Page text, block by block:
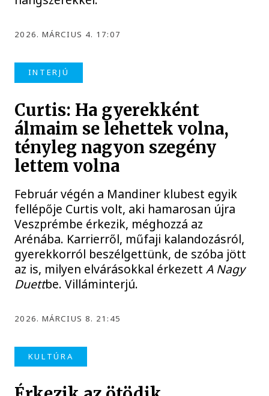
2026. MÁRCIUS 4. 17:07
INTERJÚ
Curtis: Ha gyerekként
álmaim se lehettek volna,
tényleg nagyon szegény
lettem volna
Február végén a Mandiner klubest egyik
fellépője Curtis volt, aki hamarosan újra
Veszprémbe érkezik, méghozzá az
Arénába. Karrierről, műfaji kalandozásról,
gyerekkorról beszélgettünk, de szóba jött
az is, milyen elvárásokkal érkezettA Nagy
Duettbe. Villáminterjú.
2026. MÁRCIUS 8. 21:45
KULTÚRA